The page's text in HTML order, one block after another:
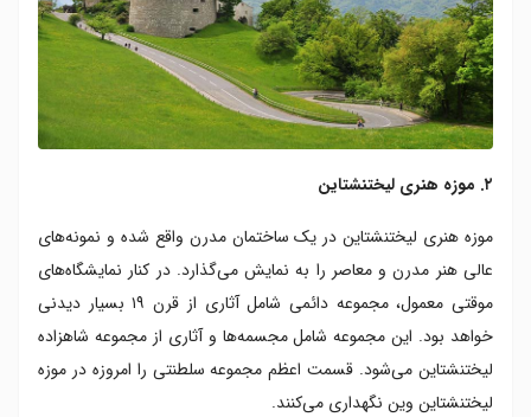
۲. موزه هنری لیختنشتاین
موزه هنری لیختنشتاین در یک ساختمان مدرن واقع شده و نمونه‌های
عالی هنر مدرن و معاصر را به نمایش می‌گذارد. در کنار نمایشگاه‌های
موقتی معمول، مجموعه دائمی شامل آثاری از قرن ۱۹ بسیار دیدنی
خواهد بود. این مجموعه شامل مجسمه‌ها و آثاری از مجموعه شاهزاده
لیختنشتاین می‌شود. قسمت اعظم مجموعه سلطنتی را امروزه در موزه
لیختنشتاین وین نگهداری می‌کنند.